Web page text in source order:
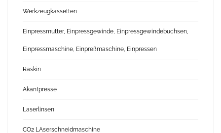
Werkzeugkassetten
Einpressmutter, Einpressgewinde, Einpressgewindebuchsen,
Einpressmaschine, Einpreßmaschine, Einpressen
Raskin
Akantpresse
Laserlinsen
CO2 LAserschneidmaschine